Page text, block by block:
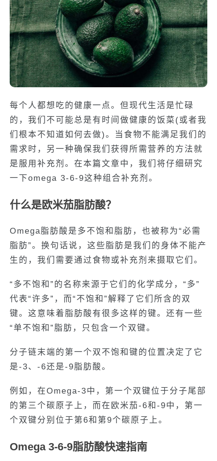
每个人都想吃的健康一点。但现代生活是忙碌
的，我们不可能总是有时间做健康的饭菜(或者我
们根本不知道如何去做)。当食物不能满足我们的
需求时，另一种确保我们获得所需营养的方法就
是服用补充剂。在本篇文章中，我们将仔细研究
一下omega 3-6-9这种组合补充剂。
什么是欧米茄脂肪酸？
Omega脂肪酸是多不饱和脂肪，也被称为“必需
脂肪”。换句话说，这些脂肪是我们的身体不能产
生的，我们需要通过食物或补充剂来摄取它们。
“多不饱和”的名称来源于它们的化学成分，“多”
代表“许多”，而“不饱和”解释了它们所含的双
键。这意味着脂肪酸有很多这样的键。还有一些
“单不饱和”脂肪，只包含一个双键。
分子链末端的第一个双不饱和键的位置决定了它
是-3、-6还是-9脂肪酸。
例如，在Omega-3中，第一个双键位于分子尾部
的第三个碳原子上，而在欧米茄-6和-9中，第一
个双键分别位于第6和第9个碳原子上。
Omega 3-6-9脂肪酸快速指南